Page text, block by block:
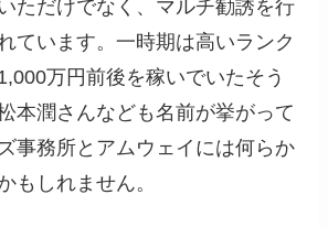
ただけでなく、マルチ勧誘を行
ています。一時期は高いランク
万円前後を稼いでいたそう
本潤さんなども名前が挙がって
事務所とアムウェイには何らか
もしれません。